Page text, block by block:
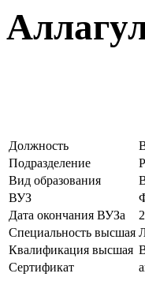
Должность
Подразделение
Вид образования
ВУЗ
Дата окончания ВУЗа
Специальность высшая
Квалификация высшая
Сертификат